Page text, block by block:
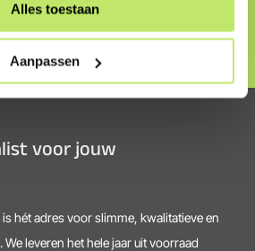
Alles toestaan
Aanpassen
voor jouw
hét adres voor slimme, kwalitatieve en
leveren het hele jaar uit voorraad